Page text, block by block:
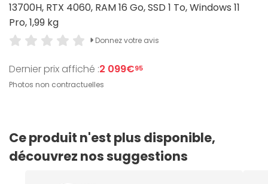
13700H, RTX 4060, RAM 16 Go, SSD 1 To, Windows 11
Pro, 1,99 kg
Donnez votre avis
Dernier prix affiché :2 099€95
Photos non contractuelles
Ce produit n'est plus disponible,
découvrez nos suggestions